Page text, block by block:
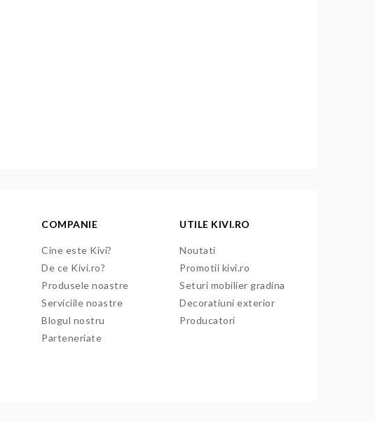
COMPANIE
Cine este Kivi?
De ce Kivi.ro?
Produsele noastre
Serviciile noastre
Blogul nostru
Parteneriate
UTILE KIVI.RO
Noutati
Promotii kivi.ro
Seturi mobilier gradina
Decoratiuni exterior
Producatori